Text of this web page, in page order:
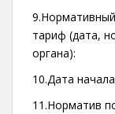
тариф (дата,
органа):
10.Дата
11.Норматив